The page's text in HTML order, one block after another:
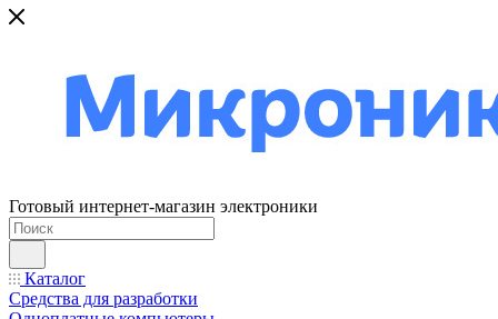
Готовый интернет-магазин электроники
Каталог
Средства для разработки